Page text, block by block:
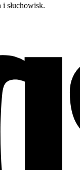
słuchowisk.